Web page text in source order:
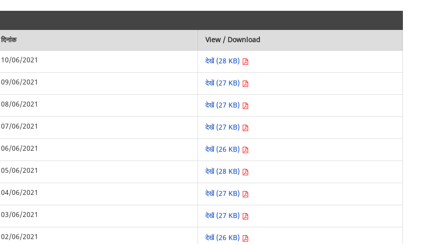
दिनांक
View / Download
10/06/2021 देखें (28 KB)
09/06/2021 देखें (27 KB)
08/06/2021 देखें (27 KB)
07/06/2021 देखें (27 KB)
06/06/2021 देखें (26 KB)
05/06/2021 देखें (28 KB)
04/06/2021 देखें (27 KB)
03/06/2021 देखें (27 KB)
02/06/2021 देखें (26 KB)